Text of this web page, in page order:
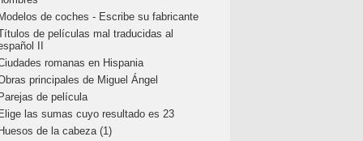
de coches - Escribe su fabricante
de películas mal traducidas al
II
romanas en Hispania
principales de Miguel Ángel
de película
las sumas cuyo resultado es 23
de la cabeza (1)